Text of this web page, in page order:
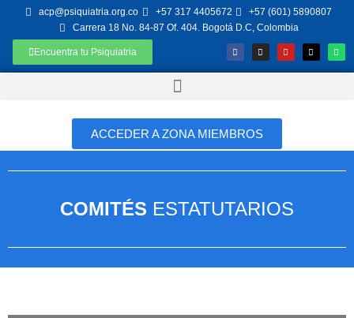
acp@psiquiatria.org.co +57 317 4405672
+57 (601) 5890807
Carrera 18 No. 84-87 Of. 404. Bogotá D.C, Colombia
Encuentra tu Psiquiatria
ACCEDER A ZONA MIEMBROS
COMITÉS ESTATUTARIOS